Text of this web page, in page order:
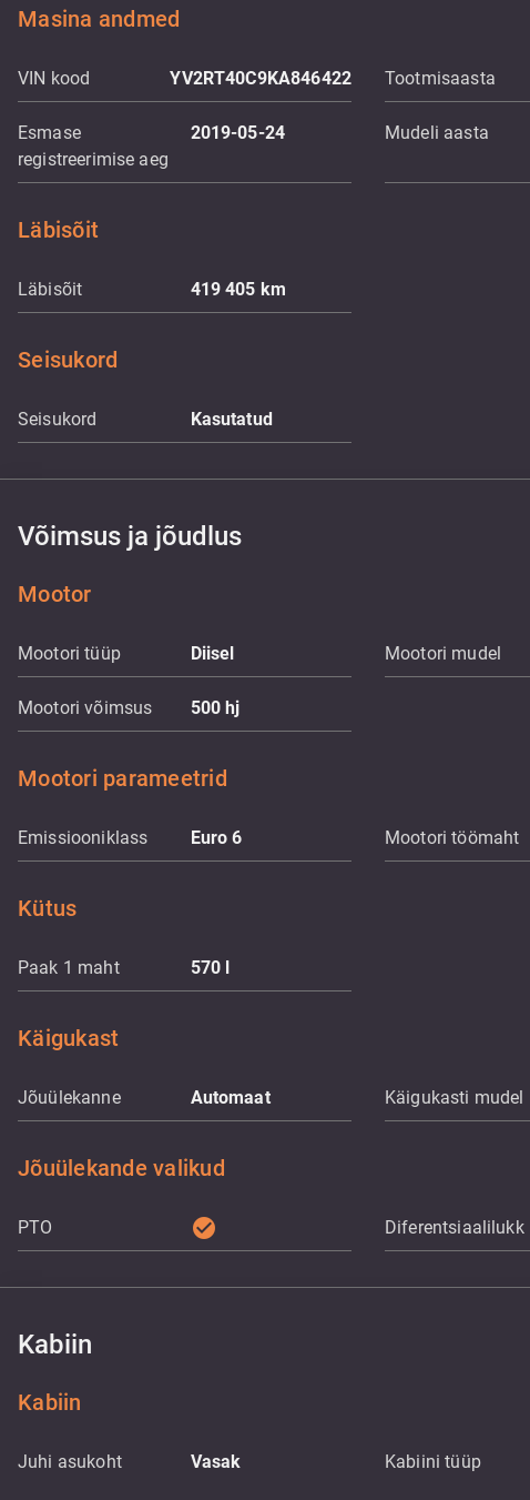
Masina andmed
VIN kood YV2RT40C9KA846422 Tootmisaasta
Esmase
registreerimise aeg
2019-05-24 Mudeli aasta
Läbisõit
Läbisõit 419 405 km
Seisukord
Seisukord Kasutatud
Võimsus ja jõudlus
Mootor
Mootori tüüp Diisel Mootori mudel
Mootori võimsus 500hj
Mootori parameetrid
Emissiooniklass Euro 6 Mootori töömaht
Kütus
Paak 1 maht 570 l
Käigukast
Jõuülekanne Automaat Käigukasti mudel
Jõuülekande valikud
PTO check_circle Diferentsiaalilukk
Kabiin
Kabiin
Juhi asukoht Vasak Kabiini tüüp